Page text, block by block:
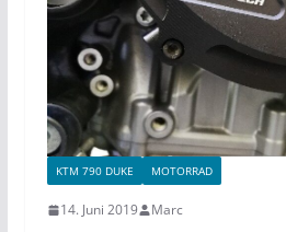
KTM 790 DUKE MOTORRAD
14. Juni 2019 Marc